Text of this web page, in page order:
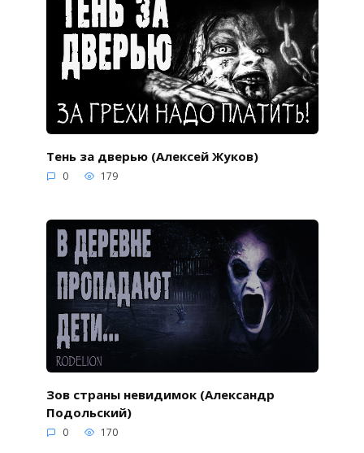
Тень за дверью (Алексей Жуков)
0 179
Зов страны невидимок (Александр
Подольский)
0 170